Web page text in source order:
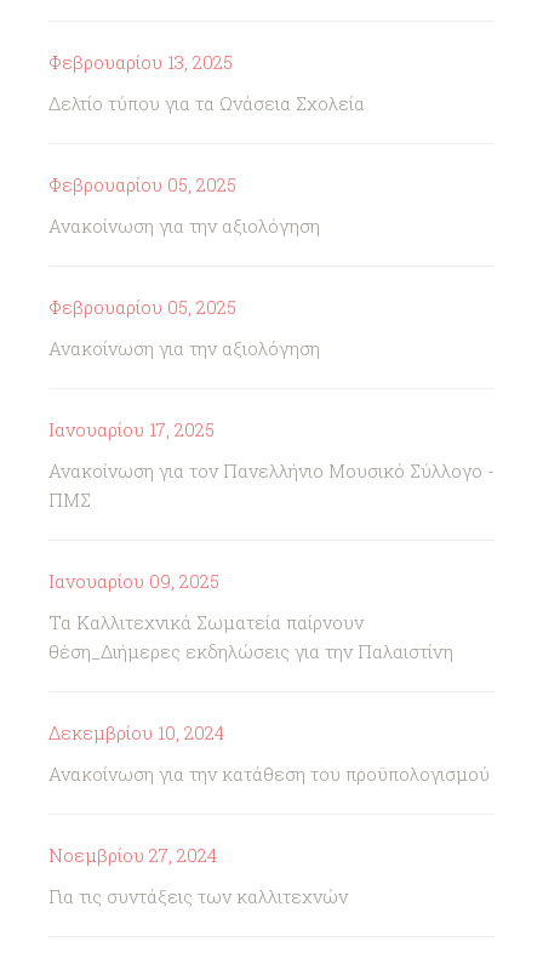
Φεβρουαρίου 13, 2025
Δελτίο τύπου για τα Ωνάσεια Σχολεία
Φεβρουαρίου 05, 2025
Ανακοίνωση για την αξιολόγηση
Φεβρουαρίου 05, 2025
Ανακοίνωση για την αξιολόγηση
Ιανουαρίου 17, 2025
Ανακοίνωση για τον Πανελλήνιο Μουσικό Σύλλογο -
ΠΜΣ
Ιανουαρίου 09, 2025
Τα Καλλιτεχνικά Σωματεία παίρνουν
θέση_Διήμερες εκδηλώσεις για την Παλαιστίνη
Δεκεμβρίου 10, 2024
Ανακοίνωση για την κατάθεση του προϋπολογισμού
Νοεμβρίου 27, 2024
Για τις συντάξεις των καλλιτεχνών